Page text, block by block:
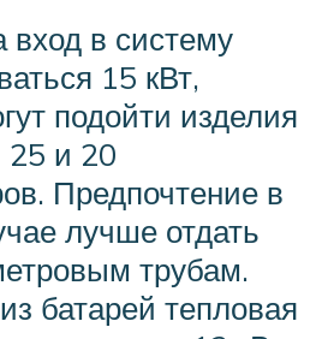
вход в систему
15 кВт,
подойти изделия
25 и 20
Предпочтение в
лучше отдать
трубам.
батарей тепловая